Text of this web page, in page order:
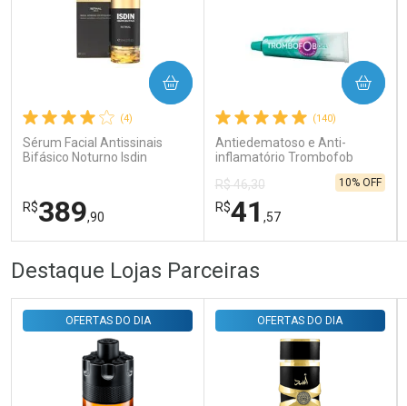
Comprar sem Desconto
Por R$ 29,30/cada
Comprar sem Desconto
Por R$ 29,30/cada
(4)
Sérum Facial Antissinais
Bifásico Noturno Isdin
R$389,90
COMPRAR
FECHAR
Laboratório
FECHAR
Por Menos
(140)
Antiedematoso e Anti-
inflamatório Trombofob
R$ 46,30
R$41 ,57
10% OFF
COMPRAR
Por Menos
Destaque Lojas Parceiras
OFERTAS DO DIA OFERTAS DO DIA